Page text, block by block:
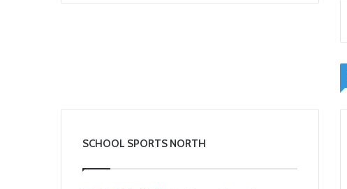
SCHOOL SPORTS NORTH